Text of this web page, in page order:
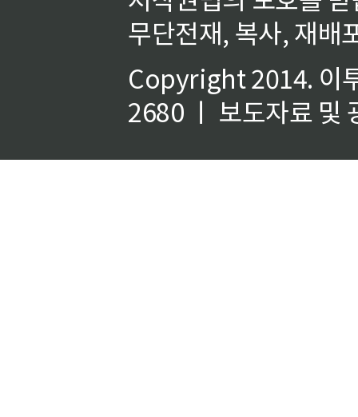
무단전재, 복사, 재배
Copyright 2014. 이
2680 ㅣ 보도자료